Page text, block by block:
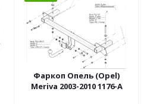
Фаркоп Опель (Opel)
Meriva 2003-2010 1176-A